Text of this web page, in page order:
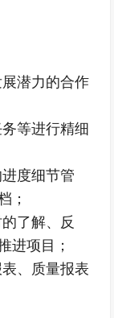
潜力的合作
等进行精细
度细节管
；
了解、反
进项目；
、质量报表